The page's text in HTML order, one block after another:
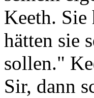
Keeth. Sie
hätten sie
sollen."
Sir, dann